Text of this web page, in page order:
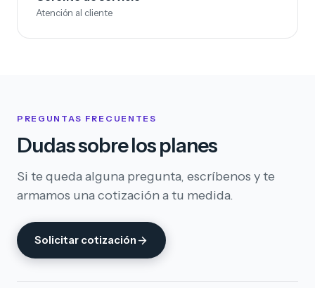
Atención al cliente
PREGUNTAS FRECUENTES
Dudas sobre los planes
Si te queda alguna pregunta, escríbenos y te
armamos una cotización a tu medida.
Solicitar cotización